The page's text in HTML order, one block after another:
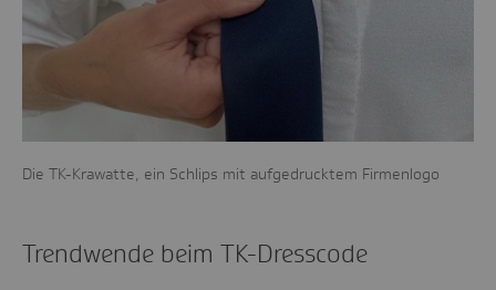
Die TK-Krawatte, ein Schlips mit aufgedrucktem Firmenlogo
Trendwende beim TK-Dresscode